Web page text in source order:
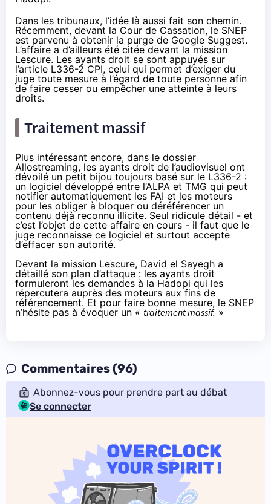
Dans les tribunaux, l’idée là aussi fait son chemin.
Récemment, devant la Cour de Cassation, le SNEP
est parvenu à obtenir la purge de Google Suggest.
L’affaire a d’ailleurs été citée devant la mission
Lescure. Les ayants droit se sont appuyés sur
l’article L336-2 CPI, celui qui permet d’exiger du
juge toute mesure à l’égard de toute personne afin
de faire cesser ou empêcher une atteinte à leurs
droits.
Traitement massif
Plus intéressant encore, dans le dossier
Allostreaming, les ayants droit de l’audiovisuel ont
dévoilé un petit bijou toujours basé sur le L336-2 :
un logiciel développé entre l’ALPA et TMG qui peut
notifier automatiquement les FAI et les moteurs
pour les obliger à bloquer ou déréférencer un
contenu déjà reconnu illicite. Seul ridicule détail - et
c’est l’objet de cette affaire en cours - il faut que le
juge reconnaisse ce logiciel et surtout accepte
d’effacer son autorité.
Devant la mission Lescure, David el Sayegh a
détaillé son plan d’attaque : les ayants droit
formuleront les demandes à la Hadopi qui les
répercutera auprès des moteurs aux fins de
référencement. Et pour faire bonne mesure, le SNEP
n’hésite pas à évoquer un « traitement massif. »
Commentaires (96)
Abonnez-vous pour prendre part au débat
Se connecter